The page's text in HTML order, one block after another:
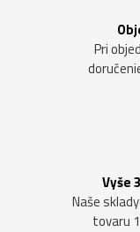
Pri
Vyše
Naše
tovaru